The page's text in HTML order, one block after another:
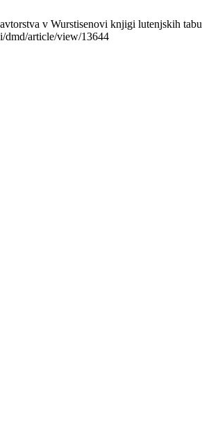
v Wurstisenovi knjigi lutenjskih
dmd/article/view/13644